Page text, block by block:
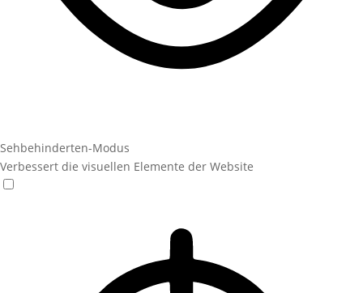
Sehbehinderten-Modus
Verbessert die visuellen Elemente der Website